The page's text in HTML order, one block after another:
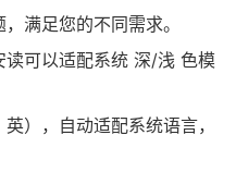
满足您的不同需求。
可以适配系统 深/浅 色模
），自动适配系统语言，